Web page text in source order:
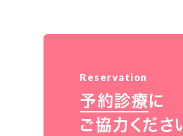
予約診療に
ご協力くださ